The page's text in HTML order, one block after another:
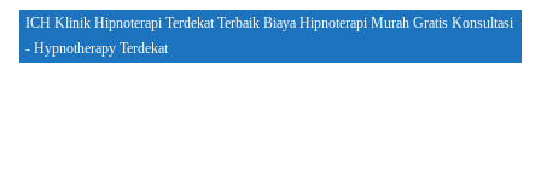
ICH Klinik Hipnoterapi Terdekat Terbaik Biaya Hipnoterapi Murah Gratis Konsultasi
- Hypnotherapy Terdekat